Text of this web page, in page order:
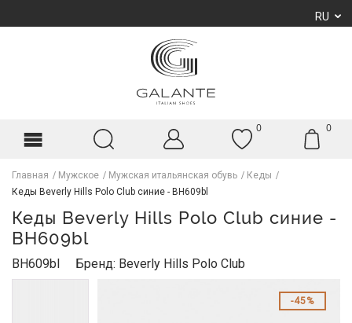
RU
0 0
Главная Мужское Мужская итальянская обувь
Кеды
Кеды Beverly Hills Polo Club синие - BH609bl
Кеды Beverly Hills Polo Club синие -
BH609bl
BH609bl Бренд: Beverly Hills Polo Club
45%